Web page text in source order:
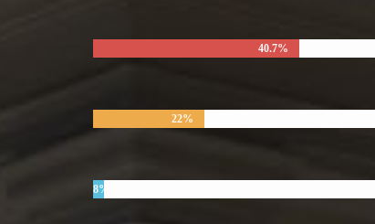
40.7%
22%
8%